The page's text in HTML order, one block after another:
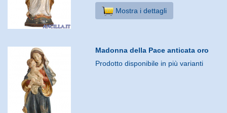
Mostra i dettagli
Madonna della Pace anticata oro
Prodotto disponibile in più varianti